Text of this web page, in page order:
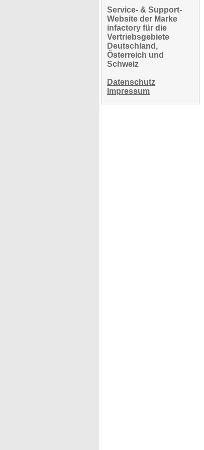
Service- & Support-
Website der Marke
infactory für die
Vertriebsgebiete
Deutschland,
Österreich und
Schweiz
Datenschutz
Impressum